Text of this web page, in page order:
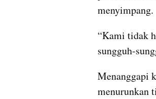
menyimpang.
“Kami tidak
sungguh-
Menanggapi
menurunkan